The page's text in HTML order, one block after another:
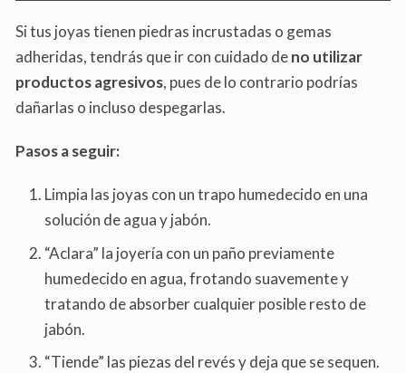
Si tus joyas tienen piedras incrustadas o gemas
adheridas, tendrás que ir con cuidado deno utilizar
productos agresivos, pues de lo contrario podrías
dañarlas o incluso despegarlas.
Pasos a seguir:
Limpia las joyas con un trapo humedecido en una
solución de agua y jabón.
“Aclara” la joyería con un paño previamente
humedecido en agua, frotando suavemente y
tratando de absorber cualquier posible resto de
jabón.
“Tiende” las piezas del revés y deja que se sequen.